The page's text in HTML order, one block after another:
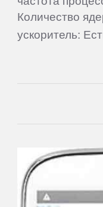
Количество
ускоритель: